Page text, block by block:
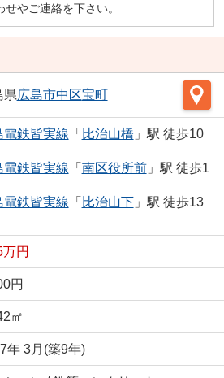
やご連絡を下さい。
県広島市中区宝町
電鉄皆実線 「 比治山橋 」駅 徒歩10
電鉄皆実線 「 南区役所前」駅 徒歩1
電鉄皆実線 「 比治山下」駅 徒歩13
円
円
㎡
年 3月(築9年)